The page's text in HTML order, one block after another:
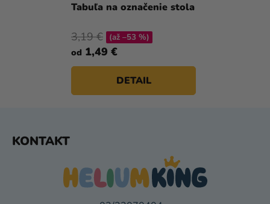
Tabuľa na označenie stola
od 1,49 €
3,19 € (až –53 %)
DETAIL
KONTAKT